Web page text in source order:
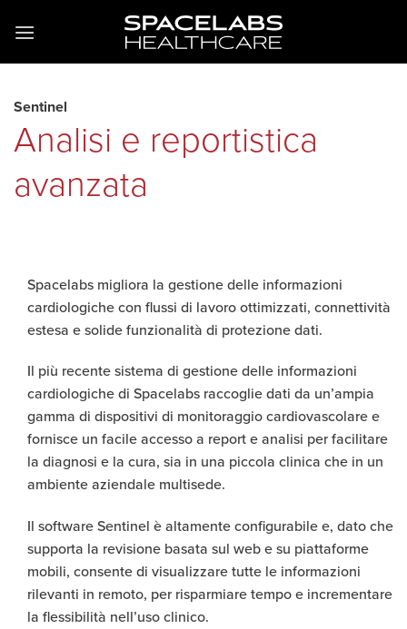
Sentinel
Analisi e reportistica
avanzata
Spacelabs migliora la gestione delle informazioni
cardiologiche con flussi di lavoro ottimizzati, connettività
estesa e solide funzionalità di protezione dati.
Il più recente sistema di gestione delle informazioni
cardiologiche di Spacelabs raccoglie dati da un’ampia
gamma di dispositivi di monitoraggio cardiovascolare e
fornisce un facile accesso a report e analisi per facilitare
la diagnosi e la cura, sia in una piccola clinica che in un
ambiente aziendale multisede.
Il software Sentinel è altamente configurabile e, dato che
supporta la revisione basata sul web e su piattaforme
mobili, consente di visualizzare tutte le informazioni
rilevanti in remoto, per risparmiare tempo e incrementare
la flessibilità nell’uso clinico.